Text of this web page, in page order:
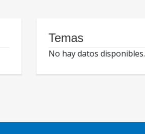
Temas
No hay datos disponibles.